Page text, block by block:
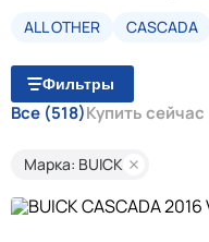
ALL OTHER CASCADA
Фильтры
Все (518)Купить сейчас
Марка: BUICK